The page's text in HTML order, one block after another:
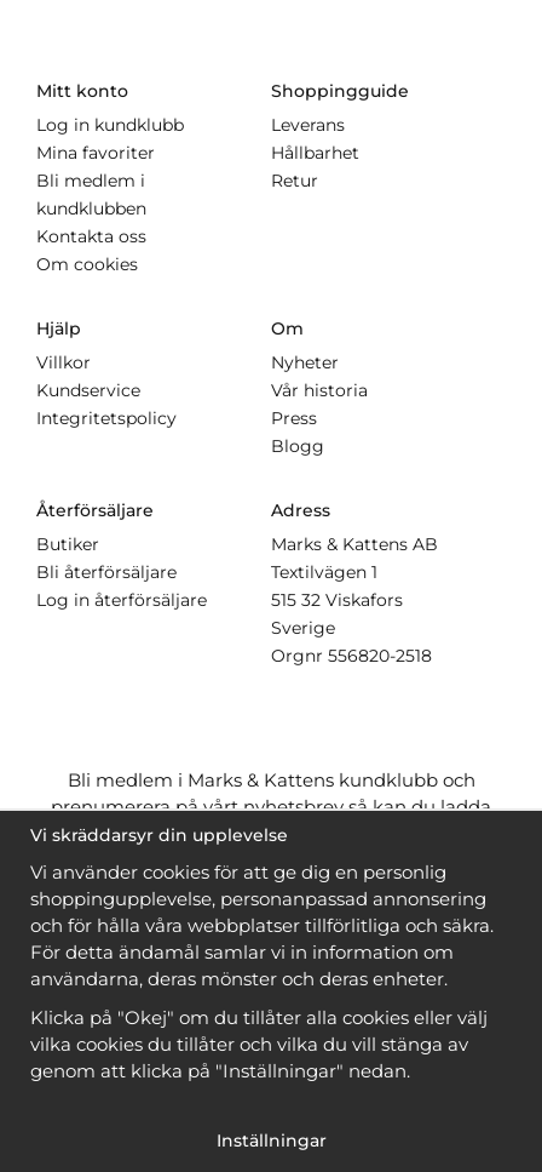
Mitt konto
Log in kundklubb
Mina favoriter
Bli medlem i
kundklubben
Kontakta oss
Om cookies
Shoppingguide
Leverans
Hållbarhet
Retur
Hjälp
Villkor
Kundservice
Integritetspolicy
Om
Nyheter
Vår historia
Press
Blogg
Återförsäljare
Butiker
Bli återförsäljare
Log in återförsäljare
Adress
Marks & Kattens AB
Textilvägen 1
515 32 Viskafors
Sverige
Orgnr 556820-2518
Bli medlem i Marks & Kattens kundklubb och
prenumerera på vårt nyhetsbrev så kan du ladda
ner många mönstergratisoch få många
när du handlar garn till mönstret. Du ser vilka som
är
gratis när du är inloggad
Bli medlem
Copyright © 2026, Marks & Kattens AB
Vi skräddarsyr din upplevelse
Vi använder cookies för att ge dig en personlig
shoppingupplevelse, personanpassad annonsering
och för hålla våra webbplatser tillförlitliga och säkra.
För detta ändamål samlar vi in information om
användarna, deras mönster och deras enheter.
Klicka på "Okej" om du tillåter alla cookies eller välj
vilka cookies du tillåter och vilka du vill stänga av
genom att klicka på "Inställningar" nedan.
Inställningar